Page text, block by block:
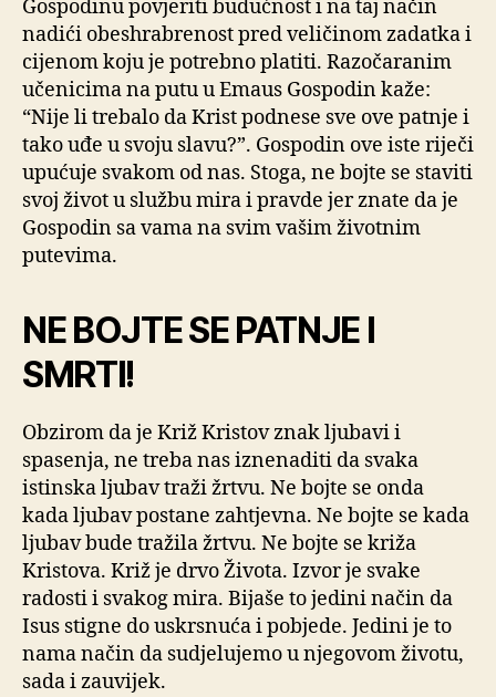
Gospodinu povjeriti budućnost i na taj način
nadići obeshrabrenost pred veličinom zadatka i
cijenom koju je potrebno platiti. Razočaranim
učenicima na putu u Emaus Gospodin kaže:
“Nije li trebalo da Krist podnese sve ove patnje i
tako uđe u svoju slavu?”. Gospodin ove iste riječi
upućuje svakom od nas. Stoga, ne bojte se staviti
svoj život u službu mira i pravde jer znate da je
Gospodin sa vama na svim vašim životnim
putevima.
NE BOJTE SE PATNJE I
SMRTI!
Obzirom da je Križ Kristov znak ljubavi i
spasenja, ne treba nas iznenaditi da svaka
istinska ljubav traži žrtvu. Ne bojte se onda
kada ljubav postane zahtjevna. Ne bojte se kada
ljubav bude tražila žrtvu. Ne bojte se križa
Kristova. Križ je drvo Života. Izvor je svake
radosti i svakog mira. Bijaše to jedini način da
Isus stigne do uskrsnuća i pobjede. Jedini je to
nama način da sudjelujemo u njegovom životu,
sada i zauvijek.